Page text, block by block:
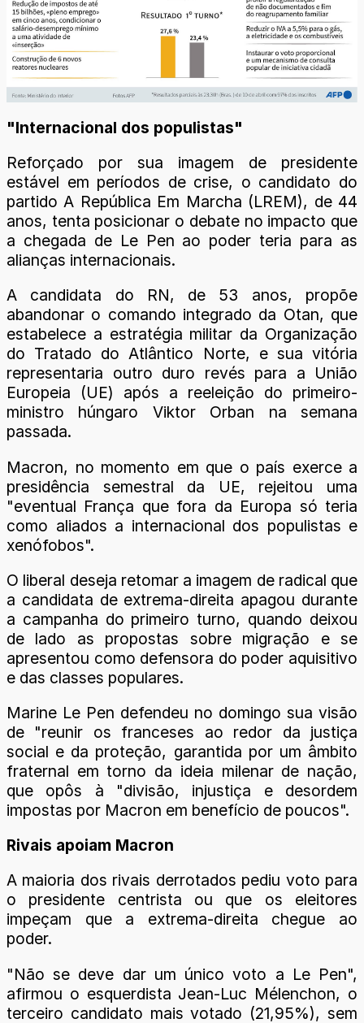
"Internacional dos populistas"
Reforçado por sua imagem de presidente
estável em períodos de crise, o candidato do
partido A República Em Marcha (LREM), de 44
anos, tenta posicionar o debate no impacto que
a chegada de Le Pen ao poder teria para as
alianças internacionais.
A candidata do RN, de 53 anos, propõe
abandonar o comando integrado da Otan, que
estabelece a estratégia militar da Organização
do Tratado do Atlântico Norte, e sua vitória
representaria outro duro revés para a União
Europeia (UE) após a reeleição do primeiro-
ministro húngaro Viktor Orban na semana
passada.
Macron, no momento em que o país exerce a
presidência semestral da UE, rejeitou uma
"eventual França que fora da Europa só teria
como aliados a internacional dos populistas e
xenófobos".
O liberal deseja retomar a imagem de radical que
a candidata de extrema-direita apagou durante
a campanha do primeiro turno, quando deixou
de lado as propostas sobre migração e se
apresentou como defensora do poder aquisitivo
e das classes populares.
Marine Le Pen defendeu no domingo sua visão
de "reunir os franceses ao redor da justiça
social e da proteção, garantida por um âmbito
fraternal em torno da ideia milenar de nação,
que opôs à "divisão, injustiça e desordem
impostas por Macron em benefício de poucos".
Rivais apoiam Macron
A maioria dos rivais derrotados pediu voto para
o presidente centrista ou que os eleitores
impeçam que a extrema-direita chegue ao
poder.
"Não se deve dar um único voto a Le Pen",
afirmou o esquerdista Jean-Luc Mélenchon, o
terceiro candidato mais votado (21,95%), sem